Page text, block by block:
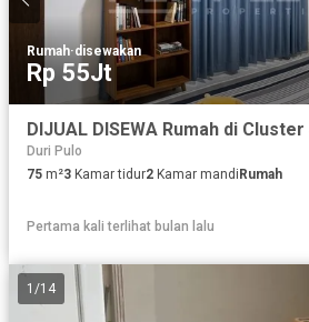
Rumah·disewakan
Rp 55Jt
Duri Pulo
75 m²3 Kamar tidur2 Kamar mandi Rumah
Pertama kali terlihat bulan lalu
1 /14